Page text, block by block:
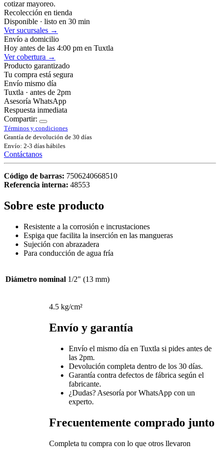
cotizar mayoreo.
Recolección en tienda
Disponible · listo en 30 min
Ver sucursales →
Envío a domicilio
Hoy antes de las 4:00 pm en Tuxtla
Ver cobertura →
Producto garantizado
Tu compra está segura
Envío mismo día
Tuxtla · antes de 2pm
Asesoría WhatsApp
Respuesta inmediata
Compartir:
Términos y condiciones
Grantía de devolución de 30 días
Envío: 2-3 días hábiles
Contáctanos
Código de barras: 7506240668510
Referencia interna: 48553
Sobre este producto
Resistente a la corrosión e incrustaciones
Espiga que facilita la inserción en las mangueras
Sujeción con abrazadera
Para conducción de agua fría
Diámetro nominal 1/2" (13 mm)
4.5 kg/cm²
Envío y garantía
Envío el mismo día en Tuxtla si pides antes de
las 2pm.
Devolución completa dentro de los 30 días.
Garantía contra defectos de fábrica según el
fabricante.
¿Dudas? Asesoría por WhatsApp con un
experto.
Frecuentemente comprado junto
Completa tu compra con lo que otros llevaron